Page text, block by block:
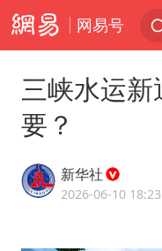
网易号
三峡水运
要？
新华社
2026-06-10 18:23